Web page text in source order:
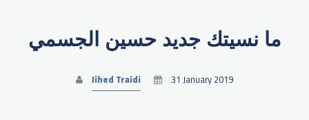
Search in the website:
ما نسيتك جديد حسين الجسمي
Jihed Traidi 31 January 2019